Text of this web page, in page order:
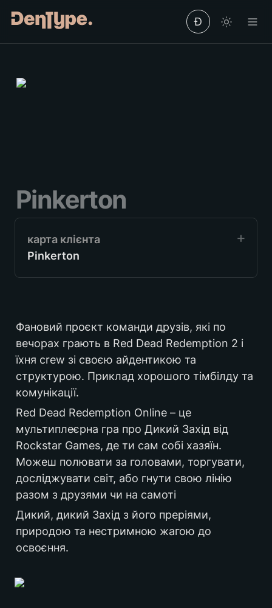
Ð
Pinkerton
Pinkerton
2023
DIY
геймінг
Фановий проєкт команди друзів, які по
вечорах грають в Red Dead Redemption 2 і
їхня crew зі своєю айдентикою та
структурою. Приклад хорошого тімбілду та
комунікації.
Red Dead Redemption Online – це
мультиплеєрна гра про Дикий Захід від
Rockstar Games, де ти сам собі хазяїн.
Можеш полювати за головами, торгувати,
досліджувати світ, або гнути свою лінію
разом з друзями чи на самоті
Дикий, дикий Захід з його преріями,
природою та нестримною жагою до
освоєння.